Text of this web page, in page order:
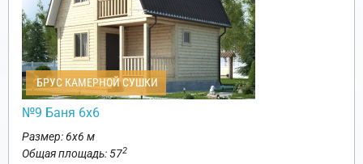
БРУС КАМЕРНОЙ СУШКИ
№9 Баня 6х6
Размер: 6х6 м
Общая площадь: 572